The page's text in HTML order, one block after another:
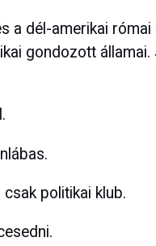
a dél-amerikai
gondozott államai.
politikai klub.